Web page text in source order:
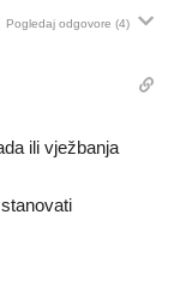
Pogledaj odgovore (4)
ili vježbanja